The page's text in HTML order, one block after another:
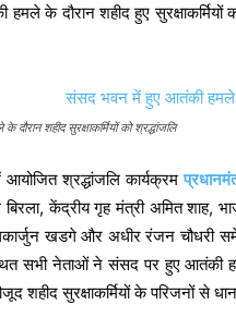
के दौरान शहीद हुए
शहीद सुरक्षाकर्मियों को श्रद्धांजलि
श्रद्धांजलि कार्यक्रम
केंद्रीय गृह मंत्री अमित शाह,
खडगे और अधीर रंजन चौधरी
सभी नेताओं ने संसद पर हुए आतंकी हमले
शहीद सुरक्षाकर्मियों के परिजनों से